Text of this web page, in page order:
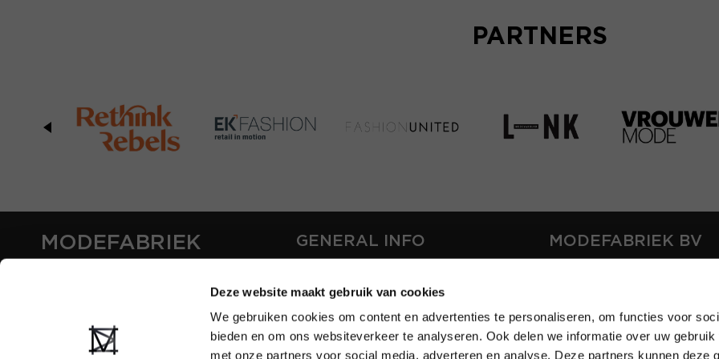
Deze website maakt gebruik van cookies
We gebruiken cookies om content en advertenties te personaliseren, om functies voor
bieden en om ons websiteverkeer te analyseren. Ook delen we informatie over uw
met onze partners voor social media, adverteren en analyse. Deze partners kunnen deze
PARTNERS
MODEFABRIEK GENERAL INFO
CONTACT
FAQ
PARTNERS
ADVERTISE
MODEFABRIEK BV
SHOWPROJECTS BV
SHIFT